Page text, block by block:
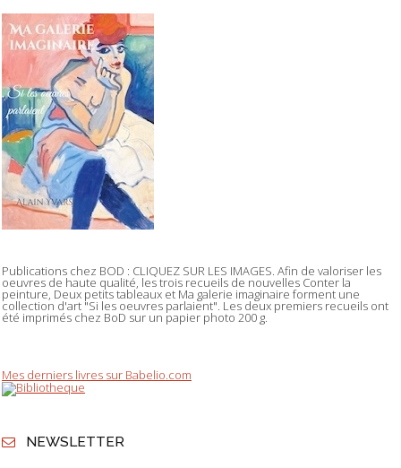
Publications chez BOD : CLIQUEZ SUR LES IMAGES. Afin de valoriser les
oeuvres de haute qualité, les trois recueils de nouvelles Conter la
peinture, Deux petits tableaux et Ma galerie imaginaire forment une
collection d'art "Si les oeuvres parlaient". Les deux premiers recueils ont
été imprimés chez BoD sur un papier photo 200 g.
Mes derniers livres sur Babelio.com
NEWSLETTER